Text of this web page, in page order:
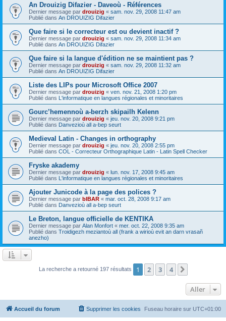
An Drouizig Difazier - Daveoù - Références
Dernier message par drouizig « sam. nov. 29, 2008 11:47 am
Publié dans An DROUIZIG Difazier
Que faire si le correcteur est ou devient inactif ?
Dernier message par drouizig « sam. nov. 29, 2008 11:34 am
Publié dans An DROUIZIG Difazier
Que faire si la langue d'édition ne se maintient pas ?
Dernier message par drouizig « sam. nov. 29, 2008 11:32 am
Publié dans An DROUIZIG Difazier
Liste des LIPs pour Microsoft Office 2007
Dernier message par drouizig « ven. nov. 21, 2008 1:20 pm
Publié dans L'informatique en langues régionales et minoritaires
Gourc’hemennoù a-berzh skipailh Kelenn
Dernier message par drouizig « jeu. nov. 20, 2008 9:21 pm
Publié dans Danvezioù all a-bep seurt
Medieval Latin - Changes in orthography
Dernier message par drouizig « jeu. nov. 20, 2008 2:55 pm
Publié dans COL - Correcteur Orthographique Latin - Latin Spell Checker
Fryske akademy
Dernier message par drouizig « lun. nov. 17, 2008 9:45 am
Publié dans L'informatique en langues régionales et minoritaires
Ajouter Junicode à la page des polices ?
Dernier message par bIBAR « mar. oct. 28, 2008 9:17 am
Publié dans Danvezioù all a-bep seurt
Le Breton, langue officielle de KENTIKA
Dernier message par Alan Monfort « mer. oct. 22, 2008 9:35 am
Publié dans Troidigezh meziantoù all (frank a wirioù evit an darn vrasañ
anezho)
La recherche a retourné 197 résultats 1 2 3 4
Aller
Accueil du forum Fuseau horaire sur UTC+01:00
Supprimer les cookies